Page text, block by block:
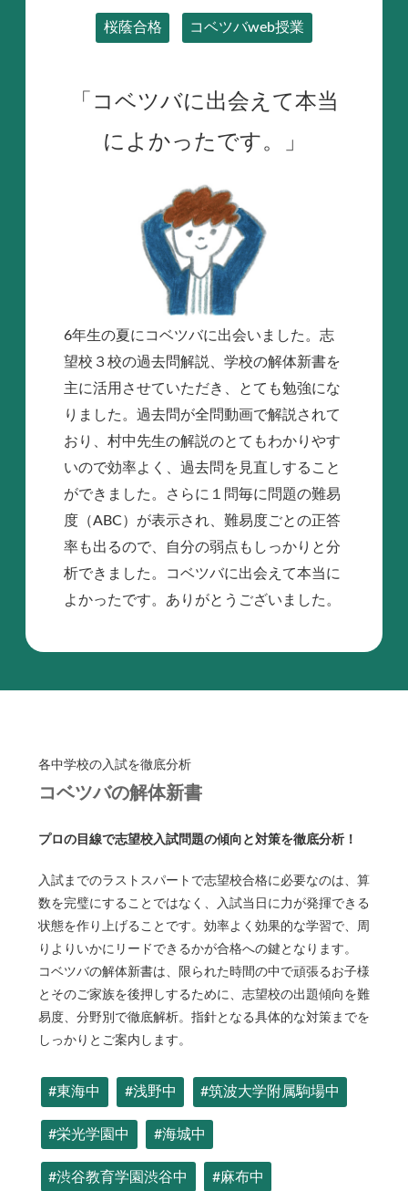
桜蔭合格 コベツバweb授業
「コベツバに出会えて本当
によかったです。」
6年生の夏にコベツバに出会いました。志
望校３校の過去問解説、学校の解体新書を
主に活用させていただき、とても勉強にな
りました。過去問が全問動画で解説されて
おり、村中先生の解説のとてもわかりやす
いので効率よく、過去問を見直しすること
ができました。さらに１問毎に問題の難易
度（ABC）が表示され、難易度ごとの正答
率も出るので、自分の弱点もしっかりと分
析できました。コベツバに出会えて本当に
よかったです。ありがとうございました。
各中学校の入試を徹底分析
コベツバの解体新書
プロの目線で志望校入試問題の傾向と対策を徹底分析！
入試までのラストスパートで志望校合格に必要なのは、算
数を完璧にすることではなく、入試当日に力が発揮できる
状態を作り上げることです。効率よく効果的な学習で、周
りよりいかにリードできるかが合格への鍵となります。
コベツバの解体新書は、限られた時間の中で頑張るお子様
とそのご家族を後押しするために、志望校の出題傾向を難
易度、分野別で徹底解析。指針となる具体的な対策までを
しっかりとご案内します。
#東海中 #浅野中 #筑波大学附属駒場中
#栄光学園中 #海城中
#渋谷教育学園渋谷中 #麻布中